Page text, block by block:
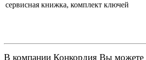
сервисная книжка, комплект ключей
В компании Конкордия Вы можете